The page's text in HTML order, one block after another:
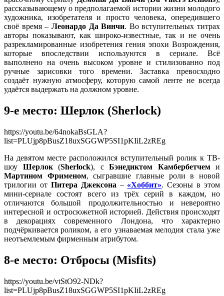
рассказывающему о предполагаемой истории жизни молодого
художника, изобретателя и просто человека, опередившего
своё время – Леонардо Да Винчи. Во вступительных титрах
авторы показывают, как широко-известные, так и не очень
разрекламированные изобретения гения эпохи Возрождения,
которые впоследствии используются в сериале. Всё
выполнено на очень высоком уровне и стилизованно под
ручные зарисовки того времени. Заставка превосходно
создаёт нужную атмосферу, которую самой ленте не всегда
удаётся выдержать на должном уровне.
9-е место: Шерлок (Sherlock)
https://youtu.be/64nokaBsGLA?
list=PLUjp8pBusZ18uxSGGWP5SI1pKIiL2zREg
На девятом месте расположился вступительный ролик к ТВ-
шоу Шерлок(Sherlock), с Бэнедиктом Камбербетчеми
Мартином Фрименом, сыгравшие главные роли в новой
трилогии от Питера Джексона – «Хоббит». Сезоны в этом
мини-сериале состоят всего из трёх серий в каждом, но
отличаются большой продолжительностью и невероятно
интересной и остросюжетной историей. Действия происходят
в декорациях современного Лондона, что характерно
подчёркивается роликом, а его узнаваемая мелодия стала уже
неотъемлемым фирменным атрибутом.
8-е место: Отбросы (Misfits)
https://youtu.be/vtStO92-NDk?
list=PLUjp8pBusZ18uxSGGWP5SI1pKIiL2zREg